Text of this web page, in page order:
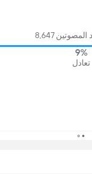
8,647
9%
تعادل